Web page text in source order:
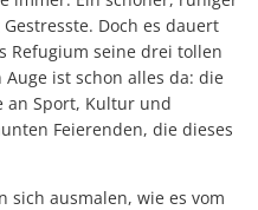
Doch es dauert
Refugium seine drei tollen
ist schon alles da: die
an Sport, Kultur und
Feierenden, die dieses
sich ausmalen, wie es vom